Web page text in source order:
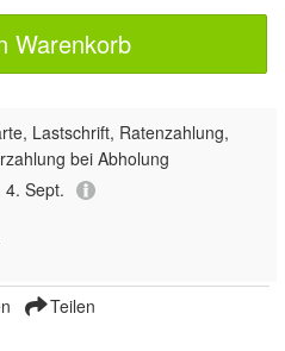
Warenkorb
Lastschrift, Ratenzahlung,
bei Abholung
4. Sept.
Teilen